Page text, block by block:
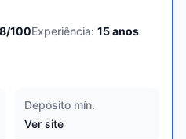
/100Experiência: 15anos
Depósito mín.
Ver site